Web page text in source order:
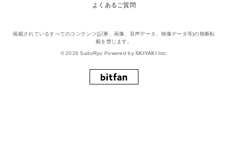
よくあるご質問
掲載されているすべてのコンテンツ(記事、画像、音声データ、映像データ等)の無断転
載を禁じます。
© 2026 SaitoRyu Powered bySKIYAKI Inc.